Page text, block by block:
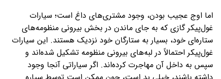
اما اوج عجیب بودن، وجود مشتری‌های داغ است؛ سیارات
غول‌پیکر گازی که به جای ماندن در بخش بیرونی منظومه‌های
ستاره‌ای خود، بسیار به ستارگان خود نزدیک هستند. این سیارات
غول‌پیکر احتمالاً در لبه‌های بیرونی منظومه تشکیل شده‌اند و
سپس به داخل آن مهاجرت کرده‌اند. اگر سیاراتی آنجا وجود